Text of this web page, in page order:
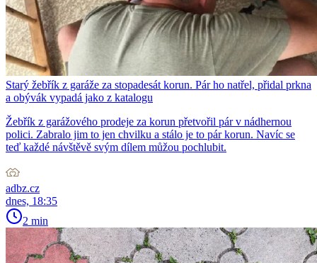
Starý žebřík z garáže za stopadesát korun. Pár ho natřel, přidal prkna
a obývák vypadá jako z katalogu
Žebřík z garážového prodeje za korun přetvořil pár v nádhernou
polici. Zabralo jim to jen chvilku a stálo je to pár korun. Navíc se
teď každé návštěvě svým dílem můžou pochlubit.
adbz.cz
dnes, 18:35
2 min